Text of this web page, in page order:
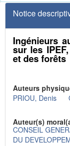
Notice
Ingénieurs
sur les
et des forêts
Auteurs
PRIOU, Denis
Auteur(s)
CONSEIL
DU